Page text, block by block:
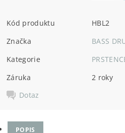
Kód produktu
HBL2
Značka
BASS
Kategorie
Záruka
2 roky
Dotaz
POPIS